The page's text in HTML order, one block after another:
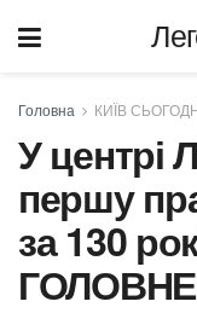
Головна КИЇВ
У центрі
першу
за 130
ГОЛОВНЕ